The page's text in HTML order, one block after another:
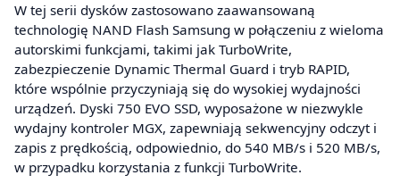
W tej serii dysków zastosowano zaawansowaną
technologię NAND Flash Samsung w połączeniu z wieloma
autorskimi funkcjami, takimi jak TurboWrite,
zabezpieczenie Dynamic Thermal Guard i tryb RAPID,
które wspólnie przyczyniają się do wysokiej wydajności
urządzeń. Dyski 750 EVO SSD, wyposażone w niezwykle
wydajny kontroler MGX, zapewniają sekwencyjny odczyt i
zapis z prędkością, odpowiednio, do 540 MB/s i 520 MB/s,
w przypadku korzystania z funkcji TurboWrite.